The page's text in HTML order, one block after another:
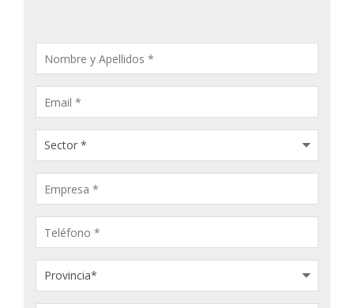
CONSULTA
PRODUCTOS